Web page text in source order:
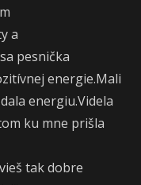
a
pesnička
energie.Mali
energiu.Videla
ku mne prišla
tak dobre